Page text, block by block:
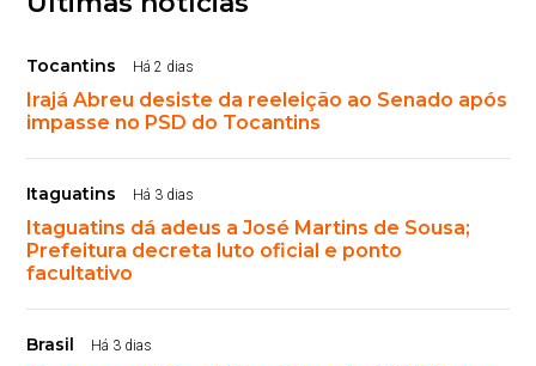
Tocantins Há 2 dias
Irajá Abreu desiste da reeleição ao Senado após
impasse no PSD do Tocantins
Itaguatins Há 3 dias
Itaguatins dá adeus a José Martins de Sousa;
Prefeitura decreta luto oficial e ponto
facultativo
Brasil Há 3 dias